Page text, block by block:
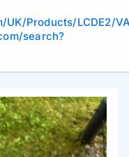
Products/LCDE2/
search?